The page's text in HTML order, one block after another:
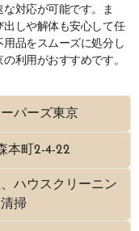
対応が可能です。ま
しや解体も安心して任
品をスムーズに処分し
利用がおすすめです。
パーズ東京
本町2-4-22
ハウスクリーニン
掃